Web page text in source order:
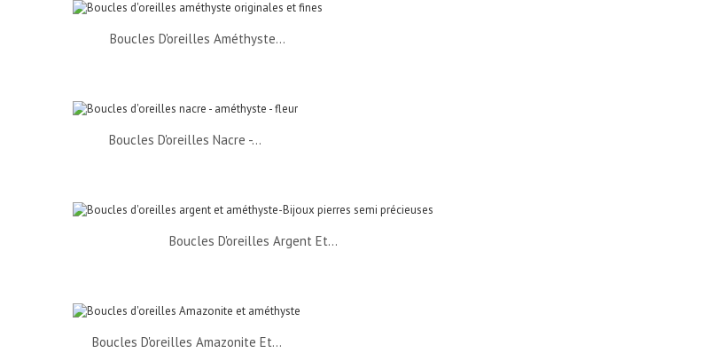
Boucles D'oreilles Améthyste...
Boucles D'oreilles Nacre -...
Boucles D'oreilles Argent Et...
Boucles D'oreilles Amazonite Et...